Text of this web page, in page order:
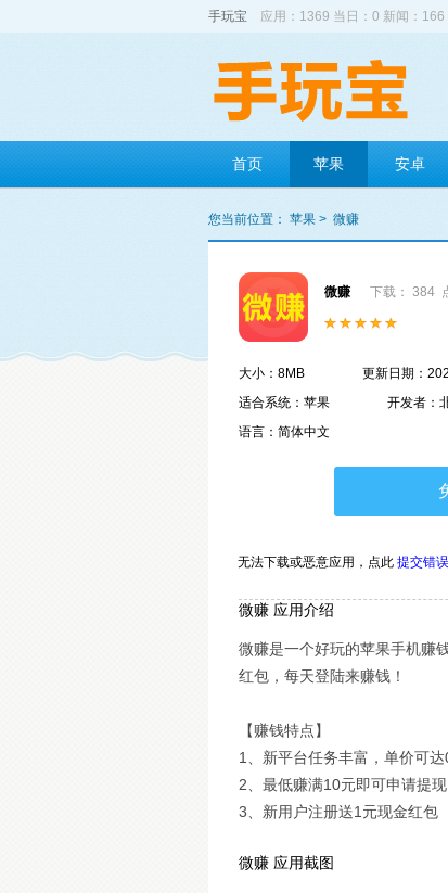
手玩宝 应用：1369 当日：0 新闻：166
首页 苹果 安卓
您当前位置： 苹果 > 微赚
微赚 下载： 384
大小：8MB 更新日期：
适合系统：苹果
开发者：
语言：简体中文
无法下载或恶意应用， 点此 提交错误
微赚 应用介绍
微赚是一个好玩的苹果手机赚
红包，每天登陆来赚钱！
【赚钱特点】
1、新平台任务丰富，单价可
2、最低赚满10元即可申请提现
3、新用户注册送1元现金红包
微赚 应用截图